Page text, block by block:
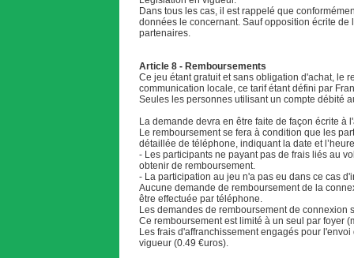
Dans tous les cas, il est rappelé que
données le concernant. Sauf opposition écrite
partenaires.
Article 8 - Remboursements
Ce jeu étant gratuit et sans obligation d'achat, le
communication locale, ce tarif étant défini par
Seules les personnes utilisant un compte débité
La demande devra en être faite de façon écrite à
Le remboursement se fera à condition que les
détaillée de téléphone, indiquant la date et
- Les participants ne payant pas de frais liés au
obtenir de remboursement.
- La participation au jeu n'a pas eu dans ce cas
Aucune demande de remboursement de la
être effectuée par téléphone.
Les demandes de remboursement de
Ce remboursement est limité à un seul par foyer
Les frais d'affranchissement engagés pour
vigueur (0.49 €uros).